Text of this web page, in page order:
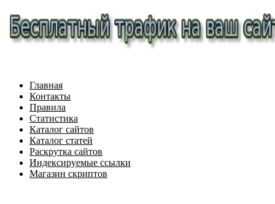
Главная
Контакты
Правила
Статистика
Каталог сайтов
Каталог статей
Раскрутка сайтов
Индексируемые ссылки
Магазин скриптов